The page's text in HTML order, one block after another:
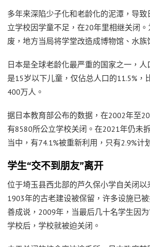
多年来深陷少子化和老龄化的泥潭，导
立学校因学童不足，在20年里相继关闭
废，地方当局将学堂改造成博物馆、水族
日本是全球老龄化最严重的国家之一，人
是15岁以下儿童，仅佔总人口的11.5%，
400万人。
据日本教育部公布的数据，在2002年至
有8580所公立学校关闭。在2021年仍未
当中，有74.1%被重新利用，只有2.9%计
学生“交不到朋友”离开
位于埼玉县西北部的芦久保小学自关闭以
1903年的古老建设被保留，许多设施已
善成说，2009年，当最后几十名学生因
学校后，学校就被迫关闭。